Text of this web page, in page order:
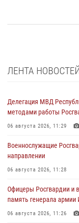
ЛЕНТА
Делегация МВД
методами работы
06 августа 2026, 11:29
Военнослужащие
направлении
06 августа 2026, 11:28
Офицеры Росгвардии и
память генерала
06 августа 2026, 11:26